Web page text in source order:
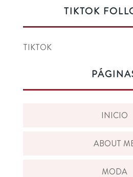
TIKTOK
TIKTOK
INICIO
ABOUT
MODA